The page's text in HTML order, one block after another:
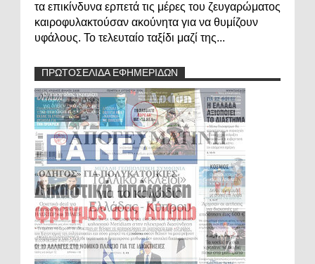
τα επικίνδυνα ερπετά τις μέρες του ζευγαρώματος
καιροφυλακτούσαν ακούνητα για να θυμίζουν
υφάλους. Το τελευταίο ταξίδι μαζί της...
ΠΡΩΤΟΣΕΛΙΔΑ ΕΦΗΜΕΡΙΔΩΝ